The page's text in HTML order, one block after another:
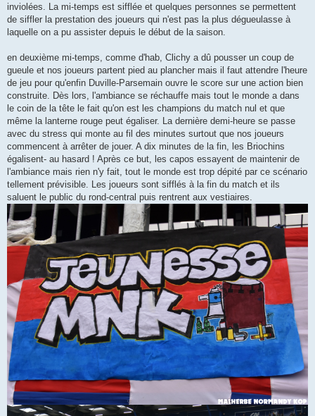
inviolées. La mi-temps est sifflée et quelques personnes se permettent
de siffler la prestation des joueurs qui n'est pas la plus dégueulasse à
laquelle on a pu assister depuis le début de la saison.
en deuxième mi-temps, comme d'hab, Clichy a dû pousser un coup de
gueule et nos joueurs partent pied au plancher mais il faut attendre l'heure
de jeu pour qu'enfin Duville-Parsemain ouvre le score sur une action bien
construite. Dès lors, l'ambiance se réchauffe mais tout le monde a dans
le coin de la tête le fait qu'on est les champions du match nul et que
même la lanterne rouge peut égaliser. La dernière demi-heure se passe
avec du stress qui monte au fil des minutes surtout que nos joueurs
commencent à arrêter de jouer. A dix minutes de la fin, les Briochins
égalisent- au hasard ! Après ce but, les capos essayent de maintenir de
l'ambiance mais rien n'y fait, tout le monde est trop dépité par ce scénario
tellement prévisible. Les joueurs sont sifflés à la fin du match et ils
saluent le public du rond-central puis rentrent aux vestiaires.